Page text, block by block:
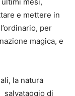
mesi,
e mettere in
per
magica, e
la natura
salvataggio di